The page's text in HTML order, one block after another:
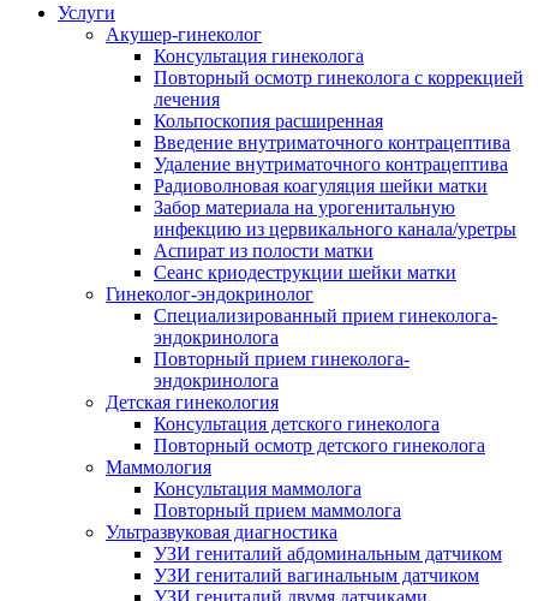
Услуги
Акушер-гинеколог
Консультация гинеколога
Повторный осмотр гинеколога с коррекцией
лечения
Кольпоскопия расширенная
Введение внутриматочного контрацептива
Удаление внутриматочного контрацептива
Радиоволновая коагуляция шейки матки
Забор материала на урогенитальную
инфекцию из цервикального канала/уретры
Аспират из полости матки
Сеанс криодеструкции шейки матки
Гинеколог-эндокринолог
Специализированный прием гинеколога-
эндокринолога
Повторный прием гинеколога-
эндокринолога
Детская гинекология
Консультация детского гинеколога
Повторный осмотр детского гинеколога
Маммология
Консультация маммолога
Повторный прием маммолога
Ультразвуковая диагностика
УЗИ гениталий абдоминальным датчиком
УЗИ гениталий вагинальным датчиком
УЗИ гениталий двумя датчиками